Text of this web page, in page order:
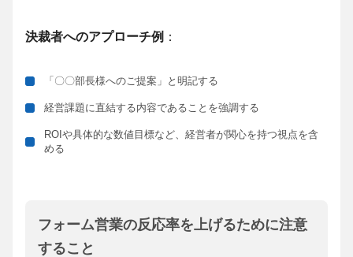
決裁者へのアプローチ例 ：
「〇〇部長様へのご提案」と明記する
経営課題に直結する内容であることを強調する
ROIや具体的な数値目標など、経営者が関心を持つ視点を含
める
フォーム営業の反応率を上げるために注意
すること